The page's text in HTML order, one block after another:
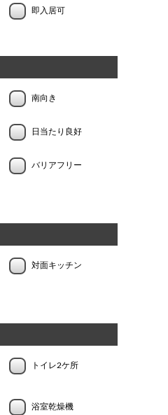
即入居可
南向き
日当たり良好
バリアフリー
対面キッチン
トイレ2ケ所
浴室乾燥機